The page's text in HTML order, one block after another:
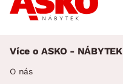
Více o ASKO - NÁBYTEK
O nás